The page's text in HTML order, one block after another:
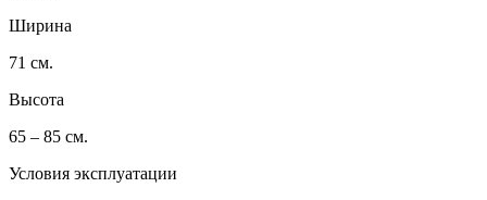
Ширина
71 см.
Высота
65 – 85 см.
Условия эксплуатации